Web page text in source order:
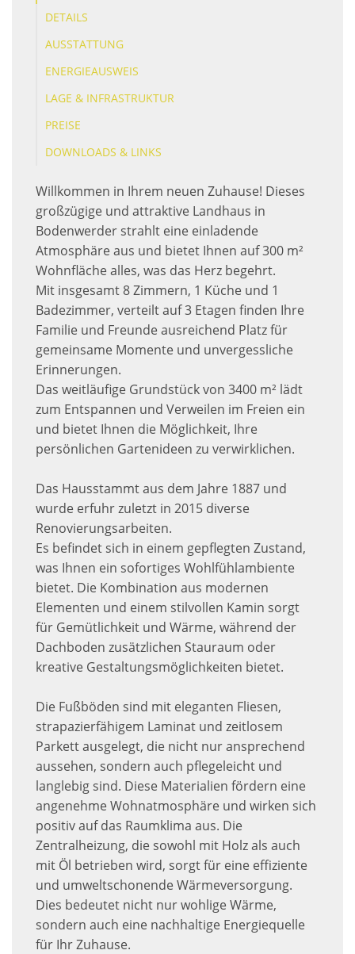
DETAILS
AUSSTATTUNG
ENERGIEAUSWEIS
LAGE & INFRASTRUKTUR
PREISE
DOWNLOADS & LINKS
Willkommen in Ihrem neuen Zuhause! Dieses
großzügige und attraktive Landhaus in
Bodenwerder strahlt eine einladende
Atmosphäre aus und bietet Ihnen auf 300 m²
Wohnfläche alles, was das Herz begehrt.
Mit insgesamt 8 Zimmern, 1 Küche und 1
Badezimmer, verteilt auf 3 Etagen finden Ihre
Familie und Freunde ausreichend Platz für
gemeinsame Momente und unvergessliche
Erinnerungen.
Das weitläufige Grundstück von 3400 m² lädt
zum Entspannen und Verweilen im Freien ein
und bietet Ihnen die Möglichkeit, Ihre
persönlichen Gartenideen zu verwirklichen.
Das Hausstammt aus dem Jahre 1887 und
wurde erfuhr zuletzt in 2015 diverse
Renovierungsarbeiten.
Es befindet sich in einem gepflegten Zustand,
was Ihnen ein sofortiges Wohlfühlambiente
bietet. Die Kombination aus modernen
Elementen und einem stilvollen Kamin sorgt
für Gemütlichkeit und Wärme, während der
Dachboden zusätzlichen Stauraum oder
kreative Gestaltungsmöglichkeiten bietet.
Die Fußböden sind mit eleganten Fliesen,
strapazierfähigem Laminat und zeitlosem
Parkett ausgelegt, die nicht nur ansprechend
aussehen, sondern auch pflegeleicht und
langlebig sind. Diese Materialien fördern eine
angenehme Wohnatmosphäre und wirken sich
positiv auf das Raumklima aus. Die
Zentralheizung, die sowohl mit Holz als auch
mit Öl betrieben wird, sorgt für eine effiziente
und umweltschonende Wärmeversorgung.
Dies bedeutet nicht nur wohlige Wärme,
sondern auch eine nachhaltige Energiequelle
für Ihr Zuhause.